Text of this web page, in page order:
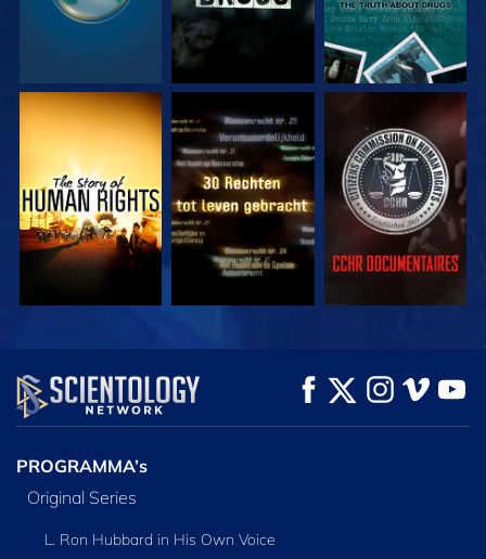
KIJK KIJK KIJK
KIJK VERKEN DE SERIE
PROGRAMMA’s
Original Series
L. Ron Hubbard in His Own Voice